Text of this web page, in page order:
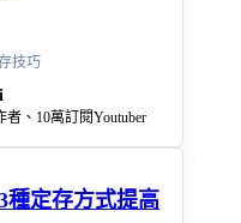
技巧
、10萬訂閱Youtuber
種定存方式提高